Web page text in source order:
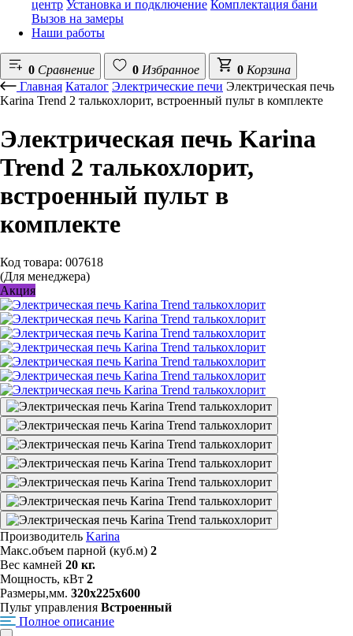
центр Установка и подключение Комплектация бани
Вызов на замеры
Наши работы
0 Сравнение 0 Избранное 0 Корзина
Главная Каталог Электрические печи Электрическая печь
Karina Trend 2 талькохлорит, встроенный пульт в комплекте
Электрическая печь Karina
Trend 2 талькохлорит,
встроенный пульт в
комплекте
Код товара: 007618
(Для менеджера)
Акция
Производитель Karina
Макс.объем парной (куб.м) 2
Вес камней 20 кг.
Мощность, кВт 2
Размеры,мм. 320х225х600
Пульт управления Встроенный
Полное описание